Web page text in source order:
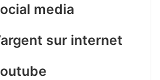
media
sur internet